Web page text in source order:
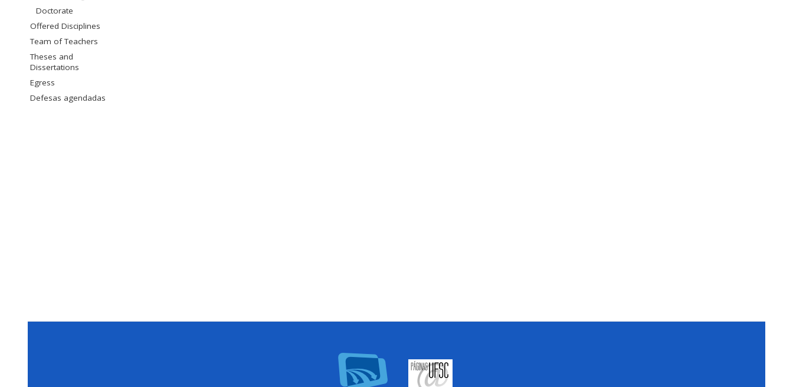
Doctorate
Offered Disciplines
Team of Teachers
Theses and
Dissertations
Egress
Defesas agendadas